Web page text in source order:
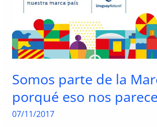
Somos parte de la
porqué eso nos
07/11/2017